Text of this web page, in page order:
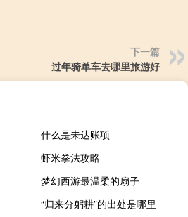
下一篇
过年骑单车去哪里旅游好
什么是未达账项
虾米拳法攻略
梦幻西游最温柔的扇子
“归来分躬耕”的出处是哪里